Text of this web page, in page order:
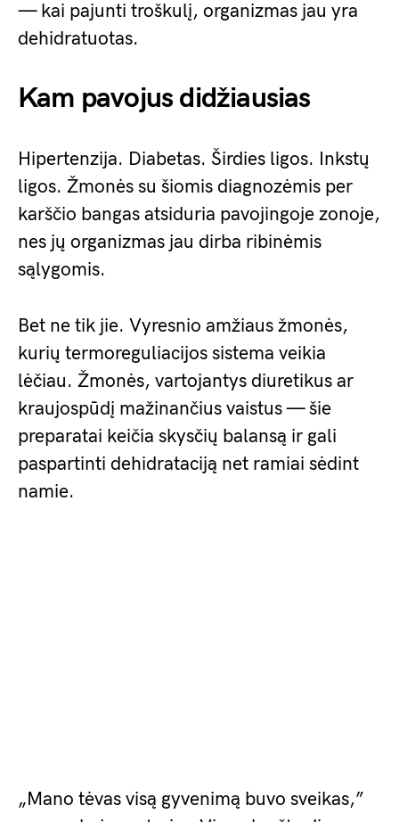
— kai pajunti troškulį, organizmas jau yra
dehidratuotas.
Kam pavojus didžiausias
Hipertenzija. Diabetas. Širdies ligos. Inkstų
ligos. Žmonės su šiomis diagnozėmis per
karščio bangas atsiduria pavojingoje zonoje,
nes jų organizmas jau dirba ribinėmis
sąlygomis.
Bet ne tik jie. Vyresnio amžiaus žmonės,
kurių termoreguliacijos sistema veikia
lėčiau. Žmonės, vartojantys diuretikus ar
kraujospūdį mažinančius vaistus — šie
preparatai keičia skysčių balansą ir gali
paspartinti dehidrataciją net ramiai sėdint
namie.
„Mano tėvas visą gyvenimą buvo sveikas,”